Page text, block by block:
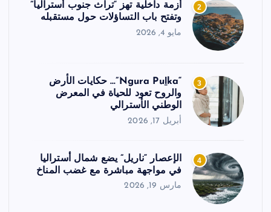
2
أزمة داخلية تهز “تراث جنوب أستراليا”
وتفتح باب التساؤلات حول مستقبله
مايو 4, 2026
3
“Ngura Puḻka”… حكايات الأرض
والروح تعود للحياة في المعرض
الوطني الأسترالي
أبريل 17, 2026
4
الإعصار “ناريل” يضع شمال أستراليا
في مواجهة مباشرة مع غضب المناخ
مارس 19, 2026